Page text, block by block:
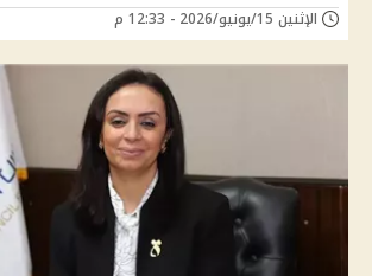
الإثنين 15/يونيو/2026 - 12:33 م